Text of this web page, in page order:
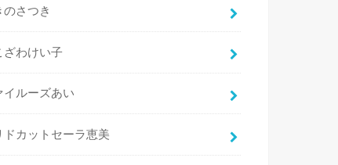
のさつき
ざわけい子
イルーズあい
ドカットセーラ恵美